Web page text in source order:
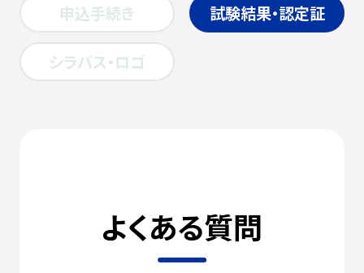
申込手続き 試験結果・認定証
シラバス・ロゴ
よくある質問